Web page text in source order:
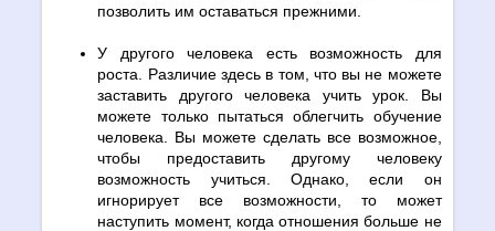
позволить им оставаться прежними.
У другого человека есть возможность для
роста. Различие здесь в том, что вы не можете
заставить другого человека учить урок. Вы
можете только пытаться облегчить обучение
человека. Вы можете сделать все возможное,
чтобы предоставить другому человеку
возможность учиться. Однако, если он
игнорирует все возможности, то может
наступить момент, когда отношения больше не